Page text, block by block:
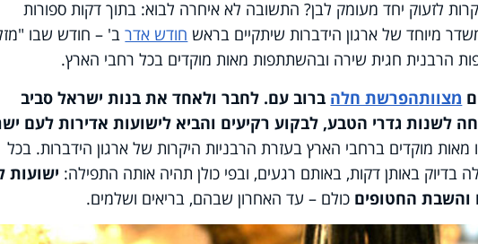
לזעוק יחד מעומק לבן? התשובה לא איחרה לבוא: בתוך דקות ספורות
מיוחד של ארגון הידברות שיתקיים בראש חודש אדרב' – חודש שבו
הרבנית חגית שירה ובהשתתפות מאות מוקדים בכל רחבי הארץ.
מצוותהפרשת חלה ברוב עם. לחבר ולאחד את בנות ישראל סביב
לשנות גדרי הטבע, לבקוע רקיעים והביא לישועות אדירות לעם
מאות מוקדים ברחבי הארץ בעזרת הרבניות היקרות של ארגון הידברות. בכל
באותן דקות, באותם רגעים, ובפי כולן תהיה אותה התפילה: ישועות
והשבת החטופים כולם – עד האחרון שבהם, בריאים ושלמים.